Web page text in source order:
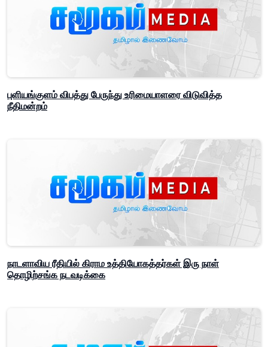
புளியங்குளம் விபத்து பேருந்து உரிமையாளரை விடுவித்த
நீதிமன்றம்
நாடளாவிய ரீதியில் கிராம உத்தியோகத்தர்கள் இரு நாள்
தொழிற்சங்க நடவடிக்கை